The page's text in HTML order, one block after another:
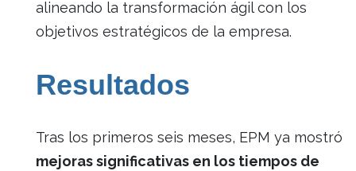
alineando la transformación ágil con los
objetivos estratégicos de la empresa.
Resultados
Tras los primeros seis meses, EPM ya mostró
mejoras significativas en los tiempos de